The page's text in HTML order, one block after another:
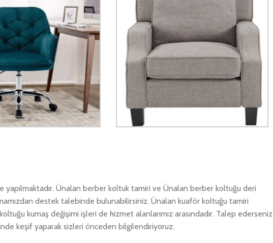
Ünalan berber koltuk tamiri ve Ünalan berber koltuğu deri
destek talebinde bulunabilirsiniz. Ünalan kuaför koltuğu tamiri
kumaş değişimi işleri de hizmet alanlarımız arasındadır. Talep ederseniz
keşif yaparak sizleri önceden bilgilendiriyoruz.